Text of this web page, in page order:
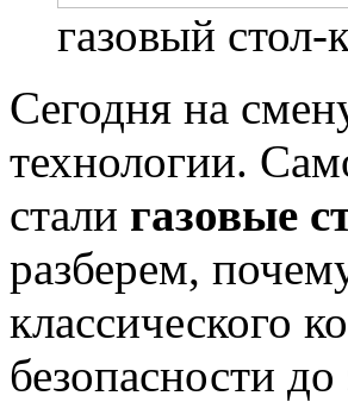
газовый стол-
Сегодня на
технологии.
стали газовые
разберем,
классического
безопасности